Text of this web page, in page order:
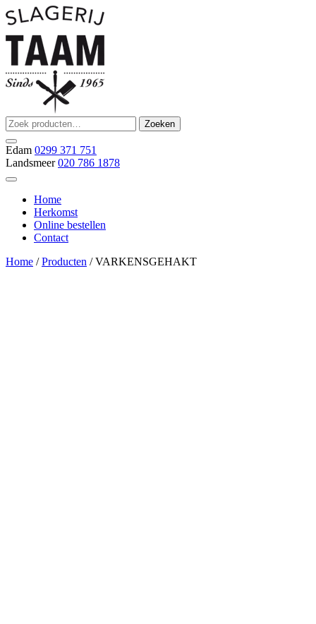
Ga
naar
de
inhoud
Slagerij Taam
slager
Zoeken
naar:
Zoeken
Edam 0299 371 751
Landsmeer 020 786 1878
Home
Herkomst
Online bestellen
Contact
Home /Producten / VARKENSGEHAKT